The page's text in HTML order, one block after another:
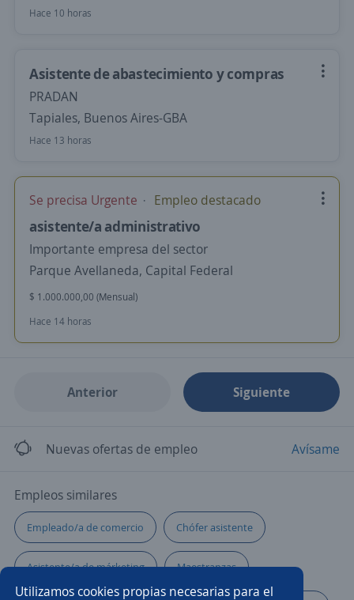
Utilizamos cookies propias necesarias para el
Hace 10 horas
Asistente de abastecimiento y compras
PRADAN
Tapiales, Buenos Aires-GBA
Hace 13 horas
Se precisa Urgente Empleo destacado
asistente/a administrativo
Importante empresa del sector
Parque Avellaneda, Capital Federal
$ 1.000.000,00 (Mensual)
Hace 14 horas
Anterior Siguiente
Nuevas ofertas de empleo Avísame
Empleos similares
Empleado/a de comercio Chófer asistente
Asistente/a de márketing Maestranzas